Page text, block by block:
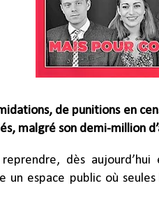
de punitions en
malgré son demi-million
dès
un espace public où